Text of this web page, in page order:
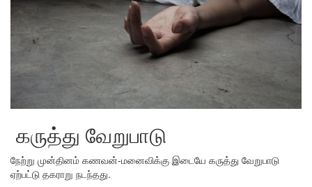
கருத்து வேறுபாடு
நேற்று முன்தினம் கணவன்-மனைவிக்கு இடையே கருத்து வேறுபாடு
ஏற்பட்டு தகராறு நடந்தது.